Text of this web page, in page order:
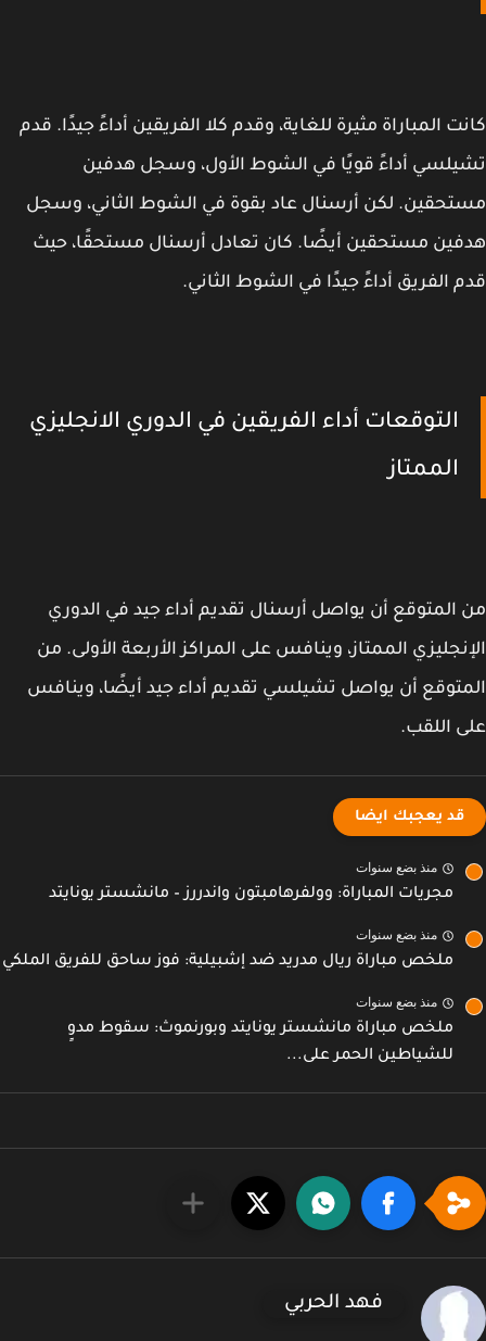
المباراة مثيرة للغاية، وقدم كلا الفريقين أداءً جيدًا. قدم
أداءً قويًا في الشوط الأول، وسجل هدفين
لكن أرسنال عاد بقوة في الشوط الثاني، وسجل
مستحقين أيضًا. كان تعادل أرسنال مستحقًا، حيث
الفريق أداءً جيدًا في الشوط الثاني.
التوقعات أداء الفريقين في الدوري الانجليزي
الممتاز
المتوقع أن يواصل أرسنال تقديم أداء جيد في الدوري
الممتاز، وينافس على المراكز الأربعة الأولى. من
أن يواصل تشيلسي تقديم أداء جيد أيضًا، وينافس
اللقب.
قد يعجبك ايضا
منذ بضع سنوات
مجريات المباراة: وولفرهامبتون واندررز – مانشستر يونايتد
منذ بضع سنوات
ملخص مباراة ريال مدريد ضد إشبيلية: فوز ساحق للفريق الملكي
منذ بضع سنوات
ملخص مباراة مانشستر يونايتد وبورنموث: سقوط مدوٍ
للشياطين الحمر على...
فهد الحربي